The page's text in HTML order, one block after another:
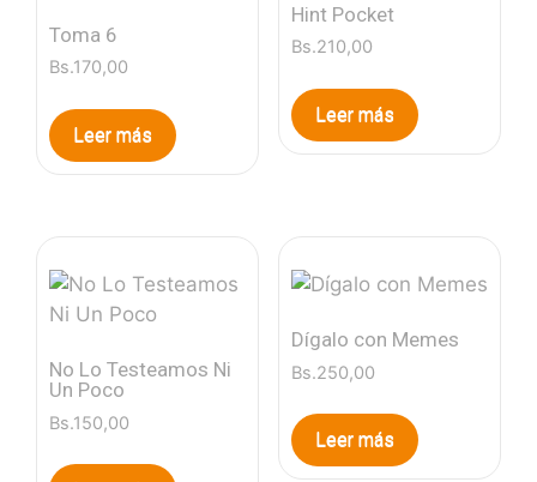
Toma 6
Bs.170,00
Leer más
Hint Pocket
Bs.210,00
Leer más
No Lo Testeamos Ni
Un Poco
Bs.150,00
Dígalo con Memes
Bs.250,00
Leer más